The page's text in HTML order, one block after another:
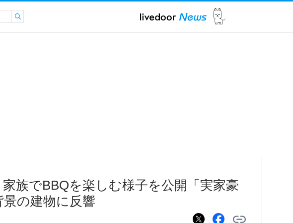
族でBBQを楽しむ様子を公開「実家豪
の建物に反響